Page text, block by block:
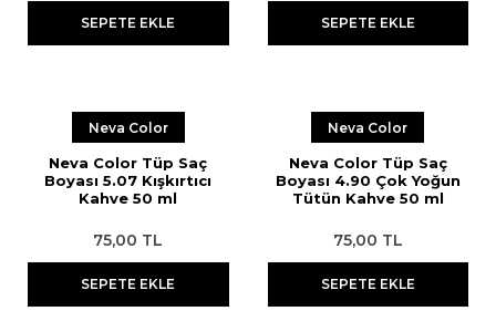
SEPETE EKLE SEPETE EKLE
Neva Color
Neva Color Tüp Saç
Boyası 5.07 Kışkırtıcı
Kahve 50 ml
75,00 TL
SEPETE EKLE
Neva Color
Neva Color Tüp Saç
Boyası 4.90 Çok Yoğun
Tütün Kahve 50 ml
75,00 TL
SEPETE EKLE